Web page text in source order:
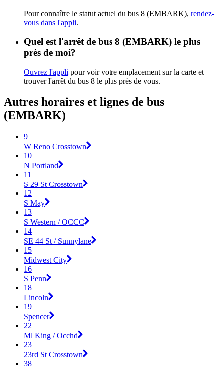
Pour connaître le statut actuel du bus 8 (EMBARK), rendez-
vous dans l'appli.
Quel est l'arrêt de bus 8 (EMBARK) le plus
près de moi?
Ouvrez l'appli pour voir votre emplacement sur la carte et
trouver l'arrêt du bus 8 le plus près de vous.
Autres horaires et lignes de bus
(EMBARK)
9
W Reno Crosstown
10
N Portland
11
S 29 St Crosstown
12
S May
13
S Western / OCCC
14
SE 44 St / Sunnylane
15
Midwest City
16
S Penn
18
Lincoln
19
Spencer
22
Ml King / Occhd
23
23rd St Crosstown
38